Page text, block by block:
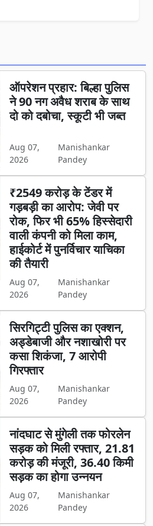
ऑपरेशन प्रहार: बिल्हा पुलिस
ने 90 नग अवैध शराब के साथ
दो को दबोचा, स्कूटी भी जब्त
Aug 07,
2026
Manishankar
Pandey
₹2549 करोड़ के टेंडर में
गड़बड़ी का आरोप: जेवी पर
रोक, फिर भी 65% हिस्सेदारी
वाली कंपनी को मिला काम,
हाईकोर्ट में पुनर्विचार याचिका
की तैयारी
Aug 07,
2026
Manishankar
Pandey
सिरगिट्टी पुलिस का एक्शन,
अड्डेबाजी और नशाखोरी पर
कसा शिकंजा, 7 आरोपी
गिरफ्तार
Aug 07,
2026
Manishankar
Pandey
नांदघाट से मुंगेली तक फोरलेन
सड़क को मिली रफ्तार, 21.81
करोड़ की मंजूरी, 36.40 किमी
सड़क का होगा उन्नयन
Aug 07,
2026
Manishankar
Pandey